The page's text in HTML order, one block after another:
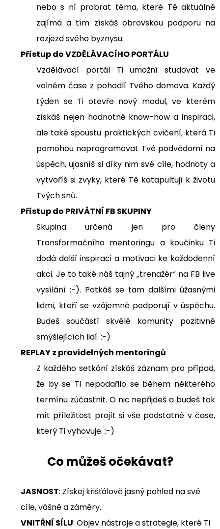
nebo s ní probrat téma, které Tě aktuálně
zajímá a tím získáš obrovskou podporu na
rozjezd svého byznysu.
Přístup do VZDĚLÁVACÍHO PORTÁLU
Vzdělávací portál Ti umožní studovat ve
volném čase z pohodlí Tvého domova. Každý
týden se Ti otevře nový modul, ve kterém
získáš nejen hodnotné know-how a inspiraci,
ale také spoustu praktických cvičení, která Ti
pomohou naprogramovat Tvé podvědomí na
úspěch, ujasníš si díky nim své cíle, hodnoty a
vytvoříš si zvyky, které Tě katapultují k životu
Tvých snů.
Přístup do PRIVÁTNÍ FB SKUPINY
Skupina určená jen pro členy
Transformačního mentoringu a koučinku Ti
dodá další inspiraci a motivaci ke každodenní
akci. Je to také náš tajný „trenažér“ na FB live
vysílání :-). Potkáš se tam dalšími úžasnými
lidmi, kteří se vzájemně podporují v úspěchu.
Budeš součástí skvělé komunity pozitivně
smýšlejících lidí. :-)
REPLAY z pravidelných mentoringů
Z každého setkání získáš záznam pro případ,
že by se Ti nepodařilo se během některého
termínu zúčastnit. O nic nepřijdeš a budeš tak
mít příležitost projít si vše podstatné v čase,
který Ti vyhovuje. :-)
Co můžeš očekávat?
JASNOST: Získej křišťálově jasný pohled na své
cíle, vášně a záměry.
VNITŘNÍ SÍLU: Objev nástroje a strategie, které Ti